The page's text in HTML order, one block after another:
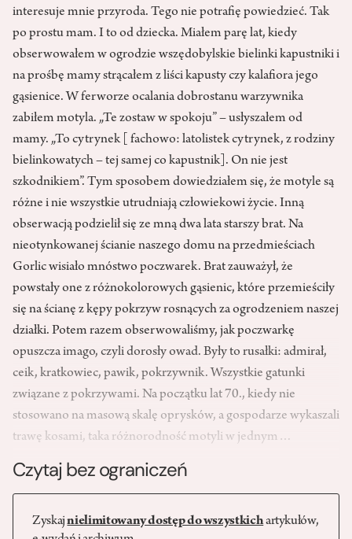
interesuje mnie przyroda. Tego nie potrafię powiedzieć. Tak
po prostu mam. I to od dziecka. Miałem parę lat, kiedy
obserwowałem w ogrodzie wszędobylskie bielinki kapustniki i
na prośbę mamy strącałem z liści kapusty czy kalafiora jego
gąsienice. W ferworze ocalania dobrostanu warzywnika
zabiłem motyla. „Te zostaw w spokoju” – usłyszałem od
mamy. „To cytrynek [ fachowo: latolistek cytrynek, z rodziny
bielinkowatych – tej samej co kapustnik]. On nie jest
szkodnikiem”. Tym sposobem dowiedziałem się, że motyle są
różne i nie wszystkie utrudniają człowiekowi życie. Inną
obserwacją podzielił się ze mną dwa lata starszy brat. Na
nieotynkowanej ścianie naszego domu na przedmieściach
Gorlic wisiało mnóstwo poczwarek. Brat zauważył, że
powstały one z różnokolorowych gąsienic, które przemieściły
się na ścianę z kępy pokrzyw rosnących za ogrodzeniem naszej
działki. Potem razem obserwowaliśmy, jak poczwarkę
opuszcza imago, czyli dorosły owad. Były to rusałki: admirał,
ceik, kratkowiec, pawik, pokrzywnik. Wszystkie gatunki
związane z pokrzywami. Na początku lat 70., kiedy nie
stosowano na masową skalę oprysków, a gospodarze wykaszali
trawę kosami, taka różnorodność motyli w jednym…
Czytaj bez ograniczeń
Zyskajnielimitowany dostęp do wszystkichartykułów,